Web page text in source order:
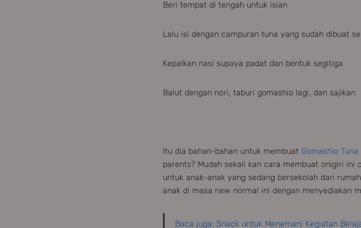
Beri tempat di tengah untuk isian
Lalu isi dengan campuran tuna yang sudah dibuat
Kepalkan nasi supaya padat dan bentuk segitiga
Balut dengan nori, taburi gomashio lagi, dan sajikan
Itu dia bahan-bahan untuk membuat Gomashio
parents? Mudah sekali kan cara membuat onigiri
untuk anak-anak yang sedang bersekolah dari
anak di masa new normal ini dengan menyediakan
Baca juga: Snack untuk Menemani Kegiatan